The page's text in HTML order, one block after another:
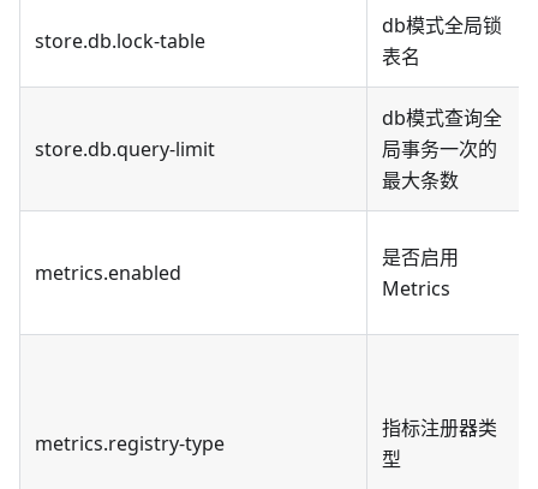
store.db.lock-table
db模式全局锁
表名
store.db.query-limit
db模式查询全
局事务一次的
最大条数
metrics.enabled
是否启用
Metrics
metrics.registry-type
指标注册器类
型